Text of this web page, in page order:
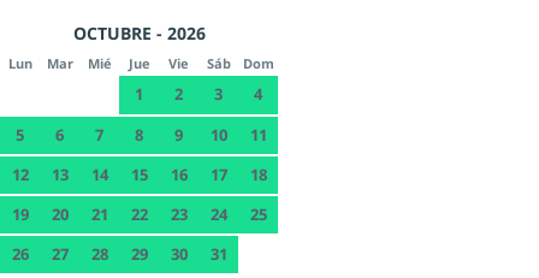
OCTUBRE - 2026
Lun Mar Mié Jue Vie Sáb Dom
1 2 3
4
5
6 7 8 9 10
11
12
13 14 15 16 17
18
19
20 21 22 23 24
25
26
27 28 29 30 31